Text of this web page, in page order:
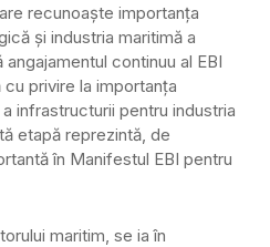
recunoaște importanța
și industria maritimă a
continuu al EBI
privire la importanța
infrastructurii pentru industria
etapă reprezintă, de
în Manifestul EBI pentru
maritim, se ia în